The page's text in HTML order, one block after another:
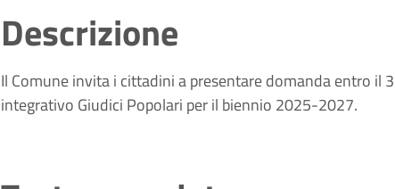
Descrizione
Il Comune invita i cittadini a presentare domanda entro il
integrativo Giudici Popolari per il biennio 2025-2027.